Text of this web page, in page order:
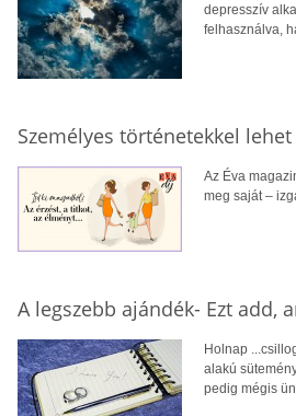
depresszív
felhasználva,
Személyes történetekkel
Az Éva
meg saját –
A legszebb ajándék- Ezt add,
Holnap
alakú
pedig mégis